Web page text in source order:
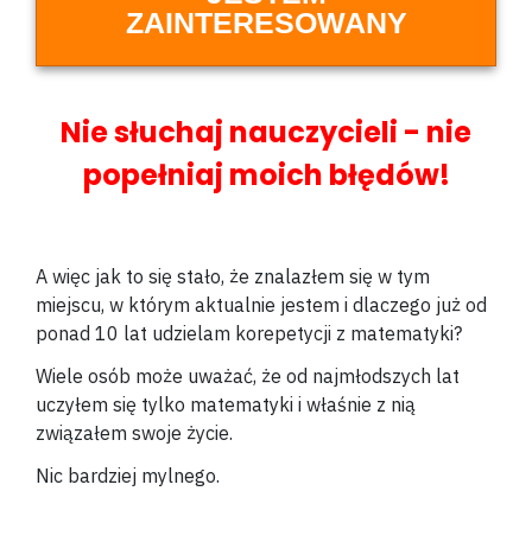
ZAINTERESOWANY
Nie słuchaj nauczycieli - nie
popełniaj moich błędów!
A więc jak to się stało, że znalazłem się w tym
miejscu, w którym aktualnie jestem i dlaczego już od
ponad 10 lat udzielam korepetycji z matematyki?
Wiele osób może uważać, że od najmłodszych lat
uczyłem się tylko matematyki i właśnie z nią
związałem swoje życie.
Nic bardziej mylnego.